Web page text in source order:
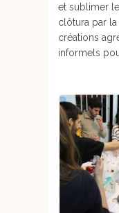
et sublimer
clôtura par
créations
informels